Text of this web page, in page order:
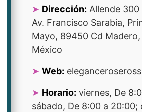
Dirección: Allende 300
Av. Francisco Sarabia,
Mayo, 89450 Cd Madero,
México
Web:
Horario: viernes, De
sábado, De 8:00 a 20:00;